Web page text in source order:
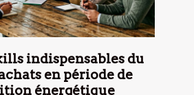
indispensables du
en période de
énergétique